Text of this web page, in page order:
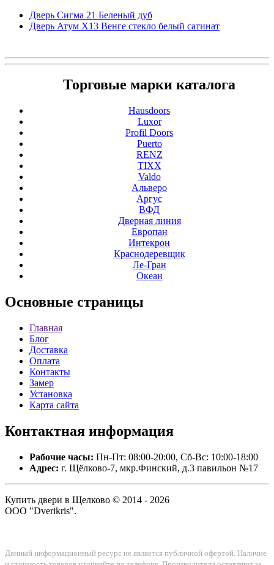
Дверь Сигма 21 Беленый дуб
Дверь Атум X13 Венге стекло белый сатинат
Торговые марки каталога
Hausdoors
Luxor
Profil Doors
Puerto
RENZ
TIXX
Valdo
Альверо
Аргус
ВФД
Дверная линия
Европан
Интекрон
Краснодеревщик
Ле-Гран
Океан
Основные страницы
Главная
Блог
Доставка
Оплата
Контакты
Замер
Установка
Карта сайта
Контактная информация
Рабочие часы: Пн-Пт: 08:00-20:00, Сб-Вс: 10:00-18:00
Адрес: г. Щёлково-7, мкр.Финский, д.3 павильон №17
Купить двери в Щелково © 2014 - 2026
ООО "Dverikris".
Данный информационный ресурс не является публичной офертой. Наличие